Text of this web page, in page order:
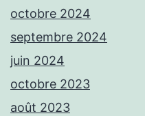
octobre 2024
septembre 2024
juin 2024
octobre 2023
août 2023